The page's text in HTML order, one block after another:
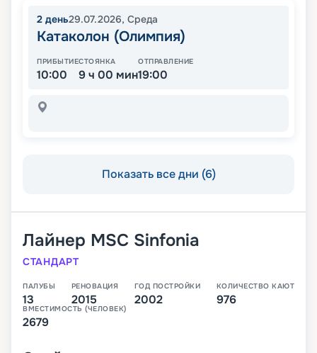
2 день29.07.2026, Среда
Катаколон (Олимпия)
ПРИБЫТИЕ
10:00
СТОЯНКА
9 ч 00 мин
ОТПРАВЛЕНИЕ
19:00
Показать все дни (6)
Лайнер MSC Sinfonia
СТАНДАРТ
ПАЛУБЫ
13
РЕНОВАЦИЯ
2015
ГОД ПОСТРОЙКИ
2002
КОЛИЧЕСТВО КАЮТ
976
ВМЕСТИМОСТЬ (ЧЕЛОВЕК)
2679